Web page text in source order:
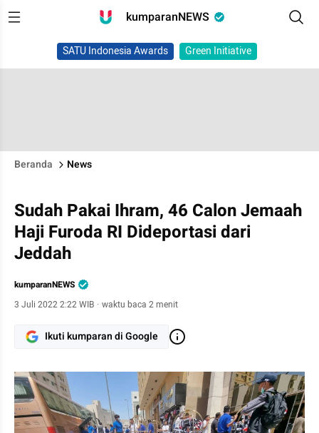
kumparanNEWS
SATU Indonesia Awards Green Initiative
Beranda News
Sudah Pakai Ihram, 46 Calon Jemaah
Haji Furoda RI Dideportasi dari
Jeddah
kumparanNEWS
3 Juli 2022 2:22 WIB · waktu baca 2 menit
Ikuti kumparan di Google